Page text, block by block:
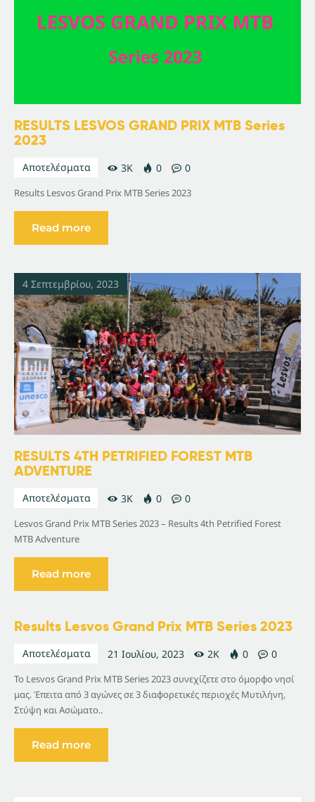
RESULTS LESVOS GRAND PRIX MTB Series
2023
Αποτελέσματα 3K 0 0
Results Lesvos Grand Prix MTB Series 2023
Read more
4 Σεπτεμβρίου, 2023
RESULTS 4TH PETRIFIED FOREST MTB
ADVENTURE
Αποτελέσματα 3K 0 0
Lesvos Grand Prix MTB Series 2023 – Results 4th Petrified Forest
MTB Adventure
Read more
Results Lesvos Grand Prix MTB Series 2023
Αποτελέσματα 21 Ιουλίου, 2023 2K 0 0
Το Lesvos Grand Prix MTB Series 2023 συνεχίζετε στο όμορφο νησί
μας. Έπειτα από 3 αγώνες σε 3 διαφορετικές περιοχές Μυτιλήνη,
Στύψη και Ασώματο..
Read more